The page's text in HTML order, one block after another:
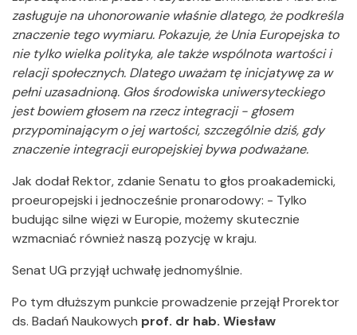
zasługuje na uhonorowanie właśnie dlatego, że podkreśla
znaczenie tego wymiaru. Pokazuje, że Unia Europejska to
nie tylko wielka polityka, ale także wspólnota wartości i
relacji społecznych. Dlatego uważam tę inicjatywę za w
pełni uzasadnioną. Głos środowiska uniwersyteckiego
jest bowiem głosem na rzecz integracji - głosem
przypominającym o jej wartości, szczególnie dziś, gdy
znaczenie integracji europejskiej bywa podważane.
Jak dodał Rektor, zdanie Senatu to głos proakademicki,
proeuropejski i jednocześnie pronarodowy: - Tylko
budując silne więzi w Europie, możemy skutecznie
wzmacniać również naszą pozycję w kraju.
Senat UG przyjął uchwałę jednomyślnie.
Po tym dłuższym punkcie prowadzenie przejął Prorektor
ds. Badań Naukowych prof. dr hab. Wiesław